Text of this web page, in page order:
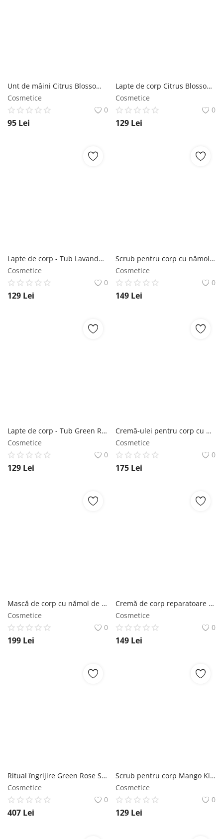
Unt de mâini Citrus Blossom SABON
Cosmetice
0
95 Lei
Lapte de corp Citrus Blossom SABON
Cosmetice
0
129 Lei
Lapte de corp - Tub Lavandă - Mere SABON
Cosmetice
0
129 Lei
Scrub pentru corp cu nămol de la Marea Moartă SABON
Cosmetice
0
149 Lei
Lapte de corp - Tub Green Rose SABON
Cosmetice
0
129 Lei
Cremă-ulei pentru corp cu minerale de la Marea Moartă SABON
Cosmetice
0
175 Lei
Mască de corp cu nămol de la Marea Moartă SABON
Cosmetice
0
199 Lei
Cremă de corp reparatoare Rose Tea SABON
Cosmetice
0
149 Lei
Ritual îngrijire Green Rose SABON
Cosmetice
0
407 Lei
Scrub pentru corp Mango Kiwi SABON
Cosmetice
0
129 Lei